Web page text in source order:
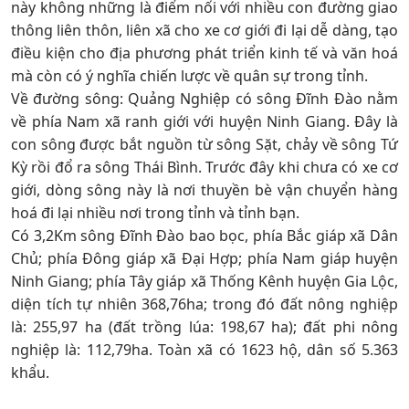
này không những là điểm nối với nhiều con đường giao
thông liên thôn, liên xã cho xe cơ giới đi lại dễ dàng, tạo
điều kiện cho địa phương phát triển kinh tế và văn hoá
mà còn có ý nghĩa chiến lược về quân sự trong tỉnh.
Về đường sông: Quảng Nghiệp có sông Đĩnh Đào nằm
về phía Nam xã ranh giới với huyện Ninh Giang. Đây là
con sông được bắt nguồn từ sông Sặt, chảy về sông Tứ
Kỳ rồi đổ ra sông Thái Bình. Trước đây khi chưa có xe cơ
giới, dòng sông này là nơi thuyền bè vận chuyển hàng
hoá đi lại nhiều nơi trong tỉnh và tỉnh bạn.
Có 3,2Km sông Đĩnh Đào bao bọc, phía Bắc giáp xã Dân
Chủ; phía Đông giáp xã Đại Hợp; phía Nam giáp huyện
Ninh Giang; phía Tây giáp xã Thống Kênh huyện Gia Lộc,
diện tích tự nhiên 368,76ha; trong đó đất nông nghiệp
là: 255,97 ha (đất trồng lúa: 198,67 ha); đất phi nông
nghiệp là: 112,79ha. Toàn xã có 1623 hộ, dân số 5.363
khẩu.